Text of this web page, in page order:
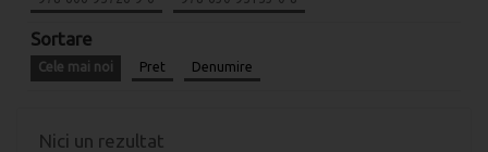
Sortare
Cele mai noi Pret Denumire
Nici un rezultat